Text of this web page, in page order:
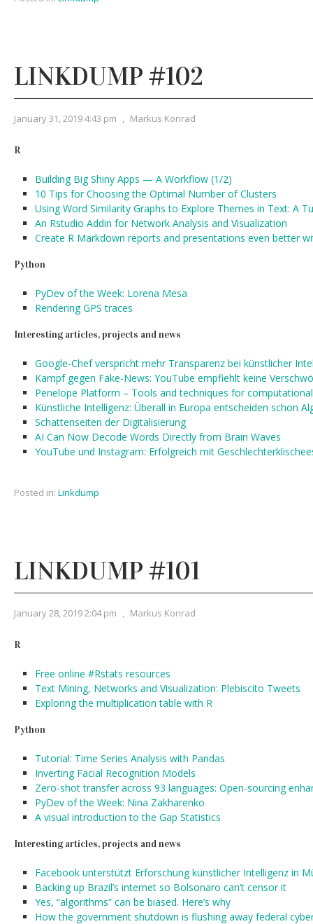
LINKDUMP #102
January 31, 2019 4:43 pm , Markus Konrad
R
Building Big Shiny Apps — A Workflow (1/2)
10 Tips for Choosing the Optimal Number of Clusters
Using Word Similarity Graphs to Explore Themes in Text: A
An Rstudio Addin for Network Analysis and Visualization
Create R Markdown reports and presentations even better
Python
PyDev of the Week: Lorena Mesa
Rendering GPS traces
Interesting articles, projects and news
Google-Chef verspricht mehr Transparenz bei künstlicher
Kampf gegen Fake-News: YouTube empfiehlt keine
Penelope Platform – Tools and techniques for
Künstliche Intelligenz: Überall in Europa entscheiden schon
Schattenseiten der Digitalisierung
AI Can Now Decode Words Directly from Brain Waves
YouTube und Instagram: Erfolgreich mit
Posted in: Linkdump
LINKDUMP #101
January 28, 2019 2:04 pm , Markus Konrad
R
Free online #Rstats resources
Text Mining, Networks and Visualization: Plebiscito Tweets
Exploring the multiplication table with R
Python
Tutorial: Time Series Analysis with Pandas
Inverting Facial Recognition Models
Zero-shot transfer across 93 languages: Open-sourcing
PyDev of the Week: Nina Zakharenko
A visual introduction to the Gap Statistics
Interesting articles, projects and news
Facebook unterstützt Erforschung künstlicher Intelligenz in
Backing up Brazil’s internet so Bolsonaro can’t censor it
Yes, “algorithms” can be biased. Here’s why
How the government shutdown is flushing away federal